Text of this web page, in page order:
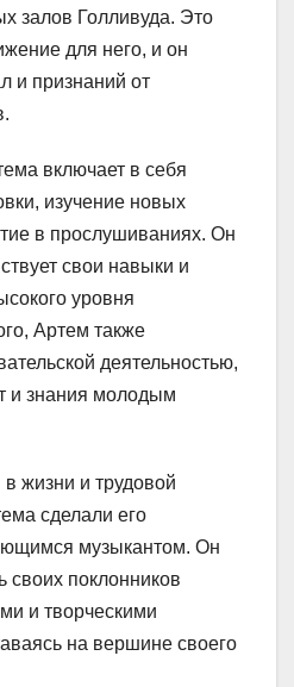
залов Голливуда. Это
для него, и он
и признаний от
включает в себя
изучение новых
в прослушиваниях. Он
свои навыки и
уровня
Артем также
деятельностью,
и знания молодым
жизни и трудовой
сделали его
музыкантом. Он
своих поклонников
и творческими
на вершине своего